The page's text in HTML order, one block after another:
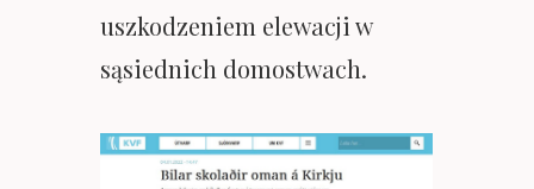
uszkodzeniem elewacji w
sąsiednich domostwach.